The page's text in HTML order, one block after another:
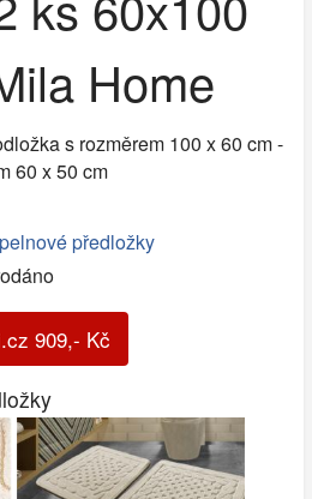
Home
s rozměrem 100 x 60 cm -
60 x 50 cm
předložky
909,- Kč